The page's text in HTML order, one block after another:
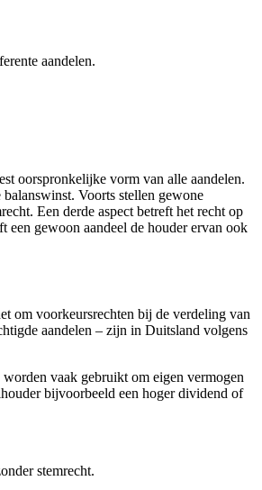
aandelen.
oorspronkelijke vorm van alle aandelen.
Voorts stellen gewone
Een derde aspect betreft het recht op
een gewoon aandeel de houder ervan ook
om voorkeursrechten bij de verdeling van
aandelen – zijn in Duitsland volgens
vaak gebruikt om eigen vermogen
bijvoorbeeld een hoger dividend of
stemrecht.